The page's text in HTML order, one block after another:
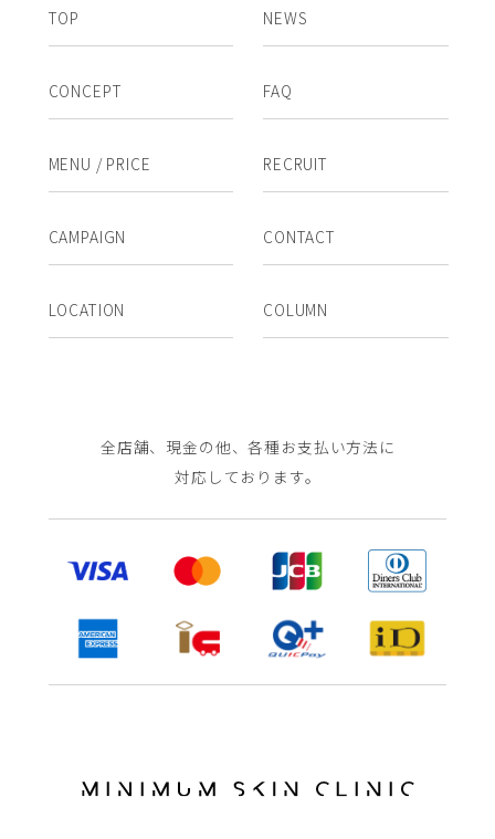
TOP
CONCEPT
MENU / PRICE
CAMPAIGN
LOCATION
NEWS
FAQ
RECRUIT
CONTACT
COLUMN
全店舗、現金の他、各種お支払い方法に
対応しております。